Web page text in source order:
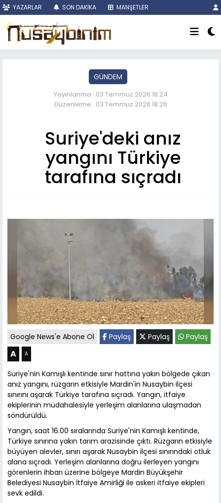
YAZARLAR SON DAKİKA MANŞETLER
GÜNDEM
Yayınlanma : 03 Temmuz 2026 18:24
Düzenleme : 03 Temmuz 2026 18:26
Suriye'deki anız
yangını Türkiye
tarafına sıçradı
Google News'e Abone Ol Paylaş Paylaş Paylaş
A A
Suriye'nin Kamışlı kentinde sınır hattına yakın bölgede çıkan
anız yangını, rüzgarın etkisiyle Mardin'in Nusaybin ilçesi
sınırını aşarak Türkiye tarafına sıçradı. Yangın, itfaiye
ekiplerinin müdahalesiyle yerleşim alanlarına ulaşmadan
söndürüldü.
Yangın, saat 16.00 sıralarında Suriye'nin Kamışlı kentinde,
Türkiye sınırına yakın tarım arazisinde çıktı. Rüzgarın etkisiyle
büyüyen alevler, sınırı aşarak Nusaybin ilçesi sınırındaki otluk
alana sıçradı. Yerleşim alanlarına doğru ilerleyen yangını
görenlerin ihbarı üzerine bölgeye Mardin Büyükşehir
Belediyesi Nusaybin İtfaiye Amirliği ile askeri itfaiye ekipleri
sevk edildi.